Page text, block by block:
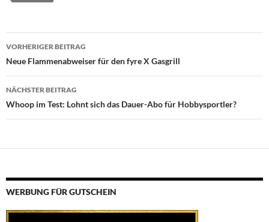
Beitragsnavigation
VORHERIGER BEITRAG
Neue Flammenabweiser für den fyre X Gasgrill
NÄCHSTER BEITRAG
Whoop im Test: Lohnt sich das Dauer-Abo für Hobbysportler?
WERBUNG FÜR GUTSCHEIN